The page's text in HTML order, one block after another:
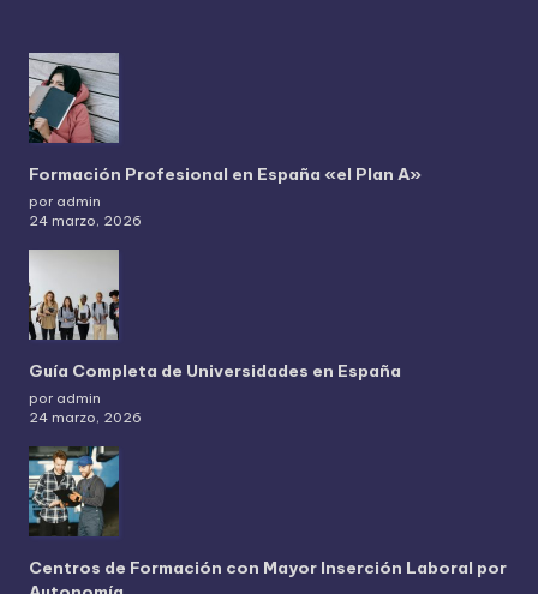
Formación Profesional en España «el Plan A»
por admin
24 marzo, 2026
Guía Completa de Universidades en España
por admin
24 marzo, 2026
Centros de Formación con Mayor Inserción Laboral por